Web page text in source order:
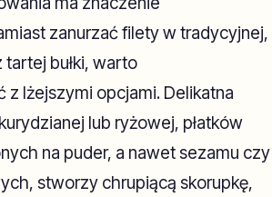
zanurzać filety w tradycyjnej,
bułki, warto
z lżejszymi opcjami. Delikatna
lub ryżowej, płatków
na puder, a nawet sezamu czy
stworzy chrupiącą skorupkę,